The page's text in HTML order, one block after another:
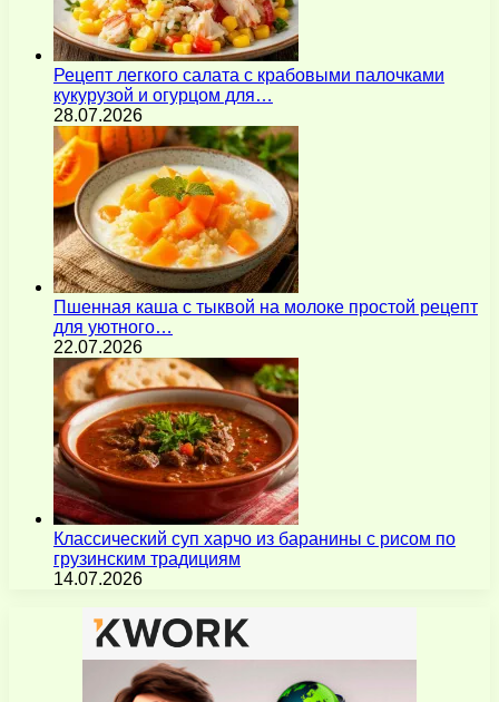
Рецепт легкого салата с крабовыми палочками
кукурузой и огурцом для…
28.07.2026
Пшенная каша с тыквой на молоке простой рецепт
для уютного…
22.07.2026
Классический суп харчо из баранины с рисом по
грузинским традициям
14.07.2026